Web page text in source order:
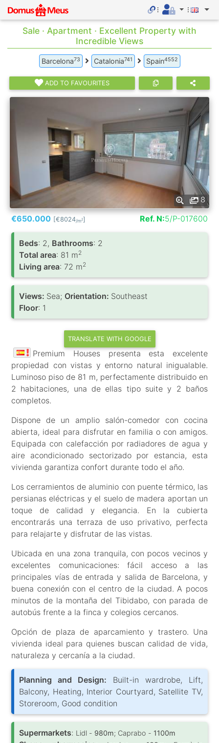
Sale · Apartment · Excellent Property with
Incredible Views
Barcelona73 Catalonia741 Spain4552
ADD TO FAVOURITES
8
€650.000 [€8024/m2] Ref. N:5/P-017600
Вeds: 2, Bathrooms: 2
Total area: 81 m2
Living area: 72 m2
Views: Sea; Orientation: Southeast
Floor: 1
TRANSLATE WITH GOOGLE
Premium Houses presenta esta excelente
propiedad con vistas y entorno natural inigualable.
Luminoso piso de 81 m, perfectamente distribuido en
2 habitaciones, una de ellas tipo suite y 2 baños
completos.
Dispone de un amplio salón-comedor con cocina
abierta, ideal para disfrutar en familia o con amigos.
Equipada con calefacción por radiadores de agua y
aire acondicionado sectorizado por estancia, esta
vivienda garantiza confort durante todo el año.
Los cerramientos de aluminio con puente térmico, las
persianas eléctricas y el suelo de madera aportan un
toque de calidad y elegancia. En la cubierta
encontrarás una terraza de uso privativo, perfecta
para relajarte y disfrutar de las vistas.
Ubicada en una zona tranquila, con pocos vecinos y
excelentes comunicaciones: fácil acceso a las
principales vías de entrada y salida de Barcelona, y
buena conexión con el centro de la ciudad. A pocos
minutos de la montaña del Tibidabo, con parada de
autobús frente a la finca y colegios cercanos.
Opción de plaza de aparcamiento y trastero. Una
vivienda ideal para quienes buscan calidad de vida,
naturaleza y cercanía a la ciudad.
Planning and Design: Built-in wardrobe, Lift,
Balcony, Heating, Interior Courtyard, Satellite TV,
Storeroom, Good condition
Supermarkets: Lidl - 980m; Caprabo - 1100m